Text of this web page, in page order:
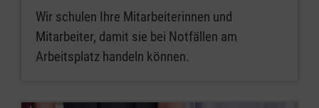
Wir schulen Ihre Mitarbeiterinnen und
Mitarbeiter, damit sie bei Notfällen am
Arbeitsplatz handeln können.